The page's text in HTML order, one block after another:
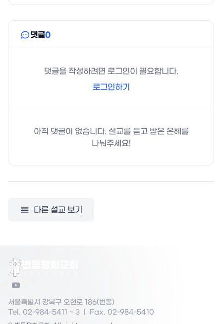
댓글0
댓글을 작성하려면 로그인이 필요합니다.
로그인하기
아직 댓글이 없습니다. 설교를 듣고 받은 은혜를
나눠주세요!
다른 설교 보기
서울특별시 강북구 오현로 186(번동)
Tel. 02-984-5411 ~ 3
Fax. 02-984-5410